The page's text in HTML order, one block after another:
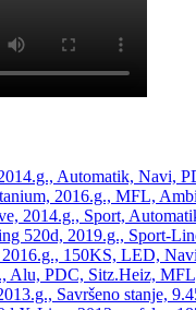
Automatik, Navi,
2016.g., MFL,
2014.g., Sport,
520d, 2019.g., Sport-
150KS, LED,
Alu, PDC, Sitz.Heiz,
Savršeno stanje,